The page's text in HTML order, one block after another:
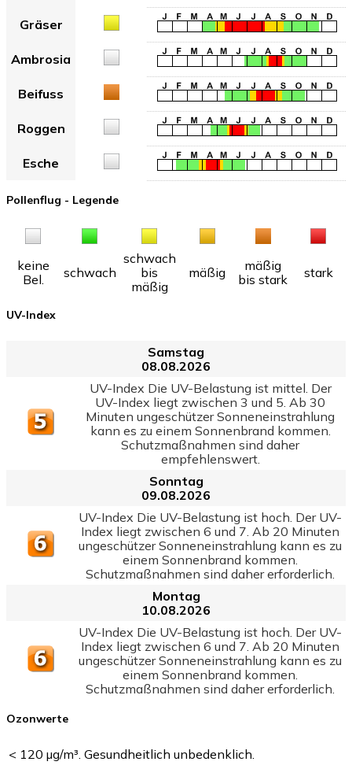
Gräser
Ambrosia
Beifuss
Roggen
Esche
Pollenflug - Legende
keine
Bel.
schwach
schwach
bis
mäßig
mäßig
mäßig
bis stark
stark
UV-Index
Samstag
08.08.2026
UV-Index Die UV-Belastung ist mittel. Der
UV-Index liegt zwischen 3 und 5. Ab 30
Minuten ungeschützer Sonneneinstrahlung
kann es zu einem Sonnenbrand kommen.
Schutzmaßnahmen sind daher
empfehlenswert.
Sonntag
09.08.2026
UV-Index Die UV-Belastung ist hoch. Der UV-
Index liegt zwischen 6 und 7. Ab 20 Minuten
ungeschützer Sonneneinstrahlung kann es zu
einem Sonnenbrand kommen.
Schutzmaßnahmen sind daher erforderlich.
Montag
10.08.2026
UV-Index Die UV-Belastung ist hoch. Der UV-
Index liegt zwischen 6 und 7. Ab 20 Minuten
ungeschützer Sonneneinstrahlung kann es zu
einem Sonnenbrand kommen.
Schutzmaßnahmen sind daher erforderlich.
Ozonwerte
< 120 µg/m³. Gesundheitlich unbedenklich.